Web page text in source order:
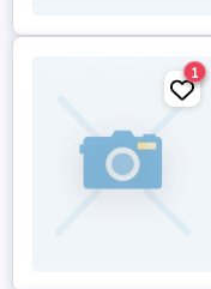
1